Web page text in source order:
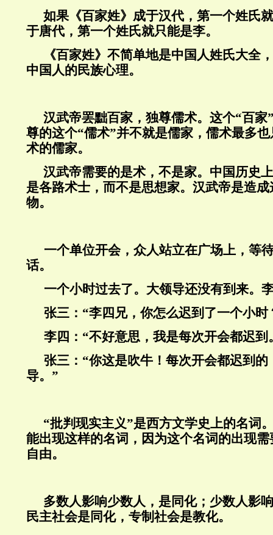
如果《百家姓》成于汉代，第一个姓氏
于唐代，第一个姓氏就只能是李。
《百家姓》不简单地是中国人姓氏大全
中国人的民族心理。
汉武帝罢黜百家，独尊儒术。这个“百家
尊的这个“儒术”并不就是儒家，儒术最多
术的儒家。
汉武帝需要的是术，不是家。中国历史
是各路术士，而不是思想家。汉武帝是造
物。
一个单位开会，众人站立在广场上，等
话。
一个小时过去了。大领导还没有到来。
张三：“李四兄，你怎么迟到了一个小时
李四：“不好意思，我是每次开会都迟到
张三：“你这是吹牛！每次开会都迟到
导。”
“批判现实主义”是西方文学史上的名词
能出现这样的名词，因为这个名词的出现
自由。
多数人影响少数人，是同化；少数人影
民主社会是同化，专制社会是教化。